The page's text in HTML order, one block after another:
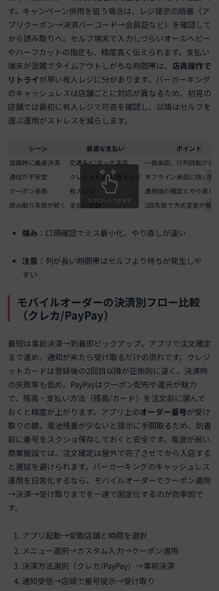
す。キャンペーン併用を狙う場合は、レジ提示の順番（ア
プリクーポン→決済バーコード→会員証など）を確認して
から読み取りへ。セルフ端末で入力しづらいオールヘビー
やハーフカットの指定も、精度高く伝えられます。支払い
端末が混雑でタイムアウトしがちな時間帯は、 店員操作で
リトライが早い有人レジに分があります。バーガーキング
のキャッシュレスは店舗ごとに対応が異なるため、初見の
店舗では最初に有人レジで可否を確認し、以降はセルフを
選ぶ運用がストレスを減らします。
シーン 最適な支払い
ポイント
混雑時に最速決済
交通系IC/タッチ決済
一発承認、行列回転が速
通信が不安定
クレジット挿入/有人レジ オフライン承認に強い端
クーポン多用
有人レジ
適用順の確認とやり直し
読み取り失敗が続く 支払い切替 2回失敗で方式変更が無難
スクロールできます
強み ：口頭確認でミス最小化、やり直しが速い
注意 ：列が長い時間帯はセルフより待ちが発生しや
すい
モバイルオーダーの決済別フロー比較
（クレカ/PayPay）
最短は事前決済→到着即ピックアップ。アプリで注文確定
まで進め、通知が来たら受け取るだけの流れです。クレジ
ットカードは登録後の2回目以降が圧倒的に速く、決済時
の失敗率も低め。PayPayはクーポン配布や還元が魅力
で、残高・支払い方法（残高/カード）を注文前に選んで
おくと精度が上がります。アプリ上のオーダー番号が受け
取りの鍵。電池残量が少ないと提示に手間取るため、到着
前に番号をスクショ保存しておくと安全です。電波が弱い
商業施設では、注文確定は屋外で完了させてから入店する
と遅延を避けられます。バーガーキングのキャッシュレス
運用を日常化するなら、モバイルオーダーでクーポン適用
→決済→受け取りまでを一連で固定化するのが効率的で
す。
アプリ起動→受取店舗と時間を選択
メニュー選択→カスタム入力→クーポン適用
決済方法選択（クレカ/PayPay）→事前決済
通知受信→店頭で番号提示→受け取り